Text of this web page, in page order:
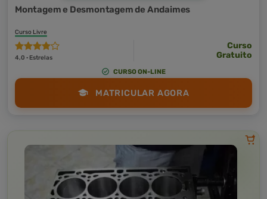
Montagem e Desmontagem de Andaimes
Curso Livre
4,0 · Estrelas
Curso
Gratuito
CURSO ON-LINE
MATRICULAR AGORA